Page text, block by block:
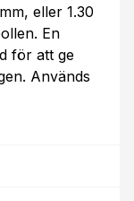
eller 1.30
En
för att ge
Används